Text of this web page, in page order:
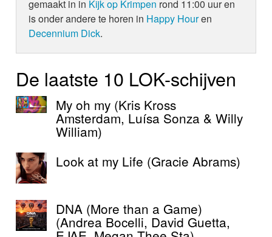
gemaakt in in Kijk op Krimpen rond 11:00 uur en
is onder andere te horen in Happy Houren
Decennium Dick.
De laatste 10 LOK-schijven
My oh my (Kris Kross
Amsterdam, Luísa Sonza & Willy
William)
Look at my Life (Gracie Abrams)
DNA (More than a Game)
(Andrea Bocelli, David Guetta,